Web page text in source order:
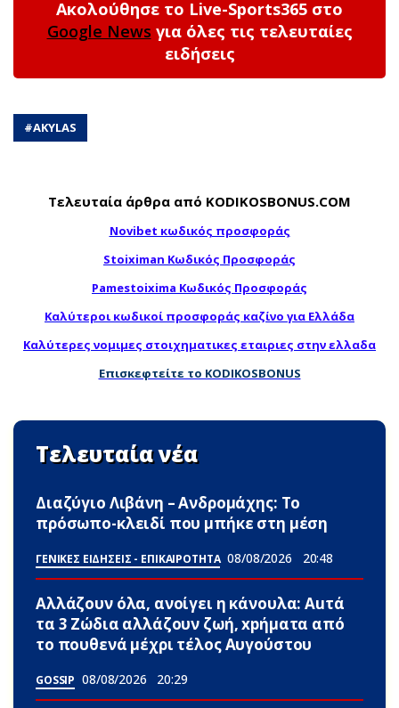
Ακολούθησε το Live-Sports365 στο
Google News για όλες τις τελευταίες
ειδήσεις
#AKYLAS
Τελευταία άρθρα από KODIKOSBONUS.COM
Novibet κωδικός προσφοράς
Stoiximan Κωδικός Προσφοράς
Pamestoixima Κωδικός Προσφοράς
Καλύτεροι κωδικοί προσφοράς καζίνο για Ελλάδα
Καλύτερες νομιμες στοιχηματικες εταιριες στην ελλαδα
Επισκεφτείτε το KODIKOSBONUS
Τελευταία νέα
Διαζύγιο Λιβάνη – Ανδρομάχης: Το
πρόσωπο-κλειδί που μπήκε στη μέση
ΓΕΝΙΚΕΣ ΕΙΔΗΣΕΙΣ - ΕΠΙΚΑΙΡΟΤΗΤΑ 08/08/2026 20:48
Αλλάζουν όλα, ανοίγει η κάνουλα: Αuτά
τα 3 Zώδια αλλάζουν ζωή, xpήματα από
το πουθενά μέχρι τέλος Αυγούστου
GOSSIP 08/08/2026 20:29